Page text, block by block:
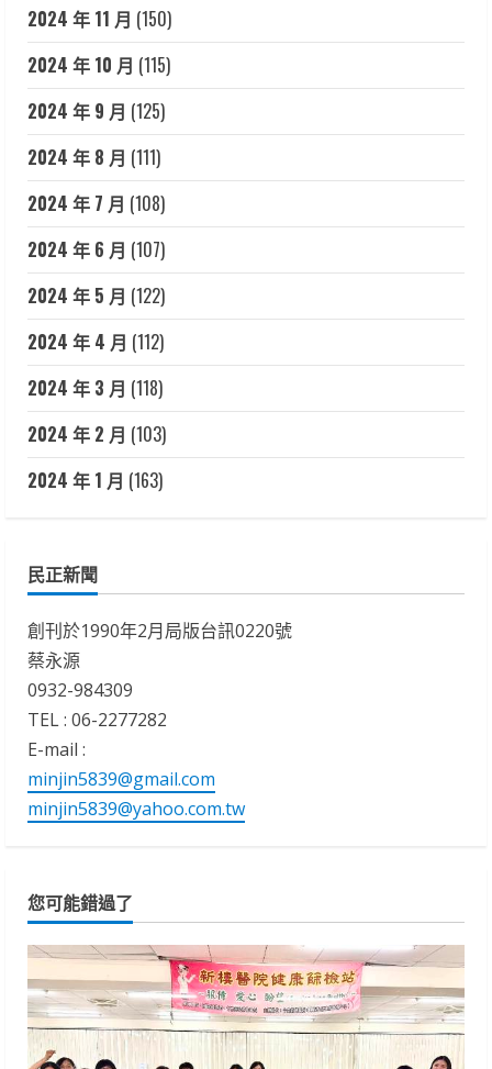
2024 年 11 月 (150)
2024 年 10 月 (115)
2024 年 9 月 (125)
2024 年 8 月 (111)
2024 年 7 月 (108)
2024 年 6 月 (107)
2024 年 5 月 (122)
2024 年 4 月 (112)
2024 年 3 月 (118)
2024 年 2 月 (103)
2024 年 1 月 (163)
民正新聞
創刊於1990年2月局版台訊0220號
蔡永源
0932-984309
TEL : 06-2277282
E-mail :
minjin5839@gmail.com
minjin5839@yahoo.com.tw
您可能錯過了